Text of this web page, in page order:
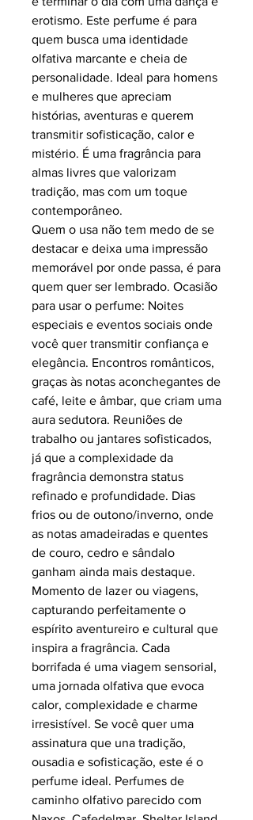
erotismo. Este perfume é para
quem busca uma identidade
olfativa marcante e cheia de
personalidade. Ideal para homens
e mulheres que apreciam
histórias, aventuras e querem
transmitir sofisticação, calor e
mistério. É uma fragrância para
almas livres que valorizam
tradição, mas com um toque
contemporâneo.
Quem o usa não tem medo de se
destacar e deixa uma impressão
memorável por onde passa, é para
quem quer ser lembrado. Ocasião
para usar o perfume: Noites
especiais e eventos sociais onde
você quer transmitir confiança e
elegância. Encontros românticos,
graças às notas aconchegantes de
café, leite e âmbar, que criam uma
aura sedutora. Reuniões de
trabalho ou jantares sofisticados,
já que a complexidade da
fragrância demonstra status
refinado e profundidade. Dias
frios ou de outono/inverno, onde
as notas amadeiradas e quentes
de couro, cedro e sândalo
ganham ainda mais destaque.
Momento de lazer ou viagens,
capturando perfeitamente o
espírito aventureiro e cultural que
inspira a fragrância. Cada
borrifada é uma viagem sensorial,
uma jornada olfativa que evoca
calor, complexidade e charme
irresistível. Se você quer uma
assinatura que una tradição,
ousadia e sofisticação, este é o
perfume ideal. Perfumes de
caminho olfativo parecido com